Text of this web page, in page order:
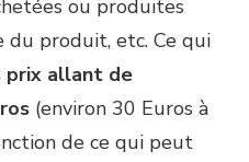
ou produites
du produit, etc. Ce qui
prix allant de
(environ 30 Euros à
de ce qui peut